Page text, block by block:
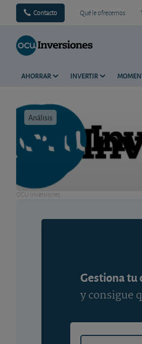
Contacto Qué le ofrecemos
AHORRAR INVERTIR
Análisis
OCU Inversiones
Gestiona tu
y consigue